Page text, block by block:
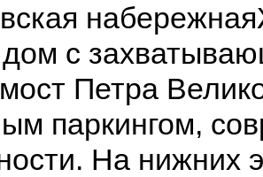
дом с
Петра
паркингом,
На нижних